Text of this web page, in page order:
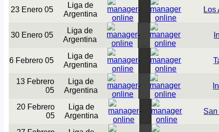
23 Enero 05
Liga de
Argentina
- Los
30 Enero 05
Liga de
Argentina
-
6 Febrero 05
Liga de
Argentina
-
13 Febrero
05
Liga de
Argentina
-
20 Febrero
05
Liga de
Argentina
- San